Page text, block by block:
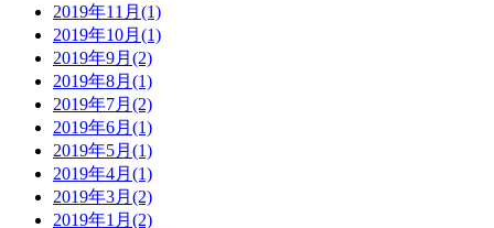
2019年11月(1)
2019年10月(1)
2019年9月(2)
2019年8月(1)
2019年7月(2)
2019年6月(1)
2019年5月(1)
2019年4月(1)
2019年3月(2)
2019年1月(2)